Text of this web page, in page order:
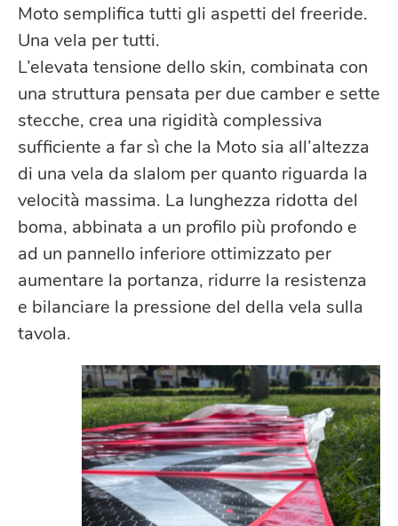
Moto semplifica tutti gli aspetti del freeride.
Una vela per tutti.
L’elevata tensione dello skin, combinata con
una struttura pensata per due camber e sette
stecche, crea una rigidità complessiva
sufficiente a far sì che la Moto sia all’altezza
di una vela da slalom per quanto riguarda la
velocità massima. La lunghezza ridotta del
boma, abbinata a un profilo più profondo e
ad un pannello inferiore ottimizzato per
aumentare la portanza, ridurre la resistenza
e bilanciare la pressione del della vela sulla
tavola.